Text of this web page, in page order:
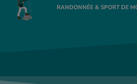
RANDONNÉE & SPORT DE